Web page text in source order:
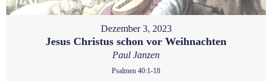
Dezember 3, 2023
Jesus Christus schon vor Weihnachten
Paul Janzen
Psalmen 40:1-18